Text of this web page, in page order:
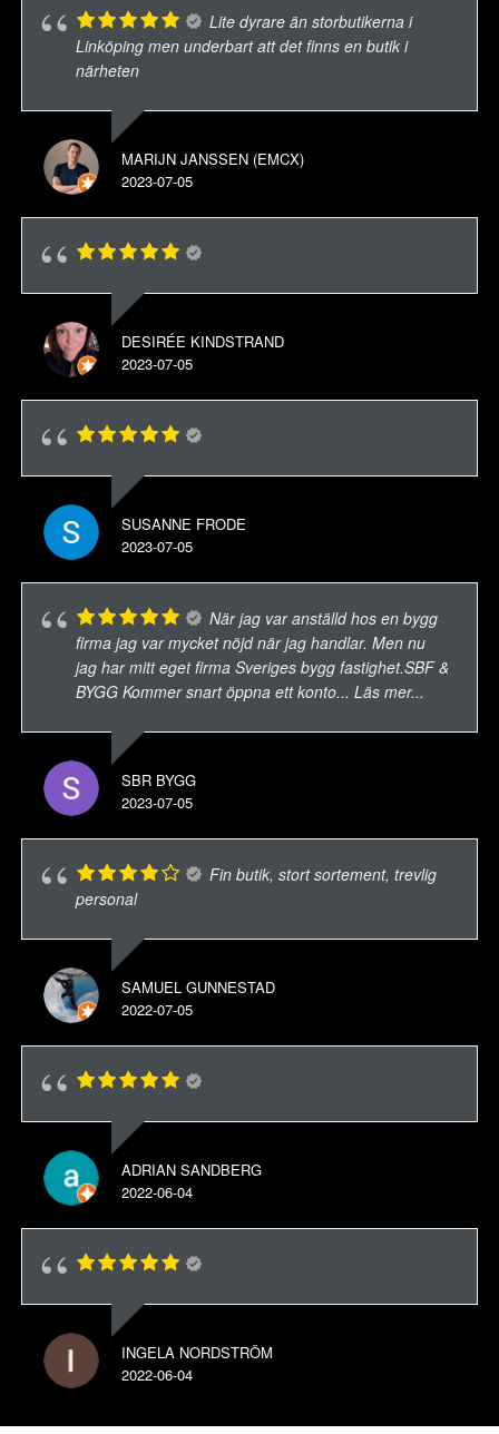
Lite dyrare än storbutikerna i
Linköping men underbart att det finns en butik i
närheten
MARIJN JANSSEN (EMCX)
2023-07-05
DESIRÉE KINDSTRAND
2023-07-05
SUSANNE FRODE
2023-07-05
När jag var anställd hos en bygg
firma jag var mycket nöjd när jag handlar. Men nu
jag har mitt eget firma Sveriges bygg fastighet.SBF &
BYGG Kommer snart öppna ett konto... Läs mer...
SBR BYGG
2023-07-05
Fin butik, stort sortement, trevlig
personal
SAMUEL GUNNESTAD
2022-07-05
ADRIAN SANDBERG
2022-06-04
INGELA NORDSTRÖM
2022-06-04